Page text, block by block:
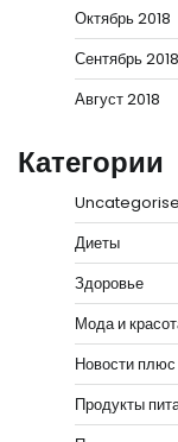
Октябрь 2018
Сентябрь 2018
Август 2018
Категории
Диеты
Здоровье
Мода и
Новости плюс
Продукты